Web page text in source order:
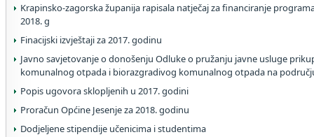
Krapinsko-zagorska županija rapisala natječaj za financiranje
2018. g
Finacijski izvještaji za 2017. godinu
Javno savjetovanje o donošenju Odluke o pružanju javne usluge
komunalnog otpada i biorazgradivog komunalnog otpada na
Popis ugovora sklopljenih u 2017. godini
Proračun Općine Jesenje za 2018. godinu
Dodjeljene stipendije učenicima i studentima